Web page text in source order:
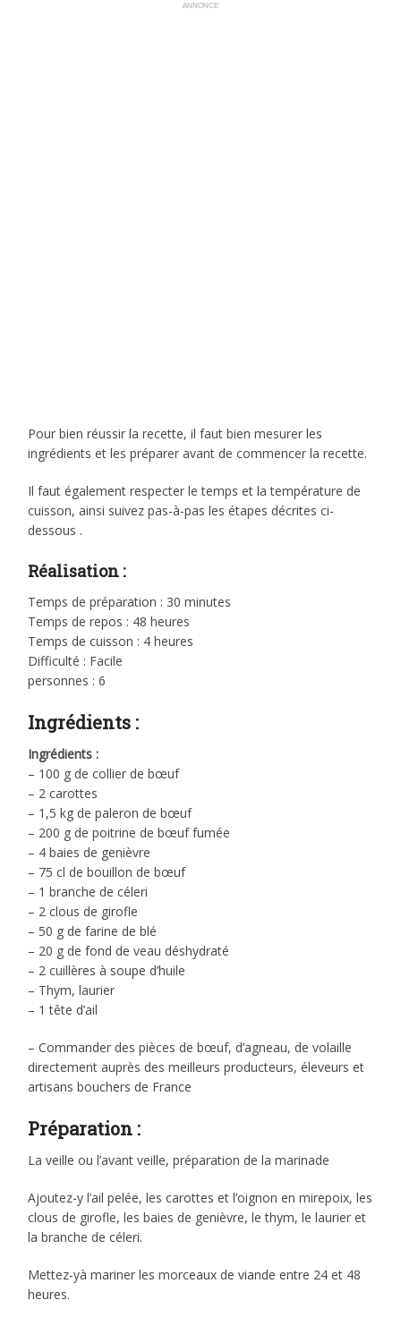
ANNONCE
Pour bien réussir la recette, il faut bien mesurer les
ingrédients et les préparer avant de commencer la recette.
Il faut également respecter le temps et la température de
cuisson, ainsi suivez pas-à-pas les étapes décrites ci-
dessous .
Réalisation :
Temps de préparation : 30 minutes
Temps de repos : 48 heures
Temps de cuisson : 4 heures
Difficulté : Facile
personnes : 6
Ingrédients :
Ingrédients :
– 100 g de collier de bœuf
– 2 carottes
– 1,5 kg de paleron de bœuf
– 200 g de poitrine de bœuf fumée
– 4 baies de genièvre
– 75 cl de bouillon de bœuf
– 1 branche de céleri
– 2 clous de girofle
– 50 g de farine de blé
– 20 g de fond de veau déshydraté
– 2 cuillères à soupe d’huile
– Thym, laurier
– 1 tête d’ail
– Commander des pièces de bœuf, d’agneau, de volaille
directement auprès des meilleurs producteurs, éleveurs et
artisans bouchers de France
Préparation :
La veille ou l’avant veille, préparation de la marinade
Ajoutez-y l’ail pelée, les carottes et l’oignon en mirepoix, les
clous de girofle, les baies de genièvre, le thym, le laurier et
la branche de céleri.
Mettez-yà mariner les morceaux de viande entre 24 et 48
heures.